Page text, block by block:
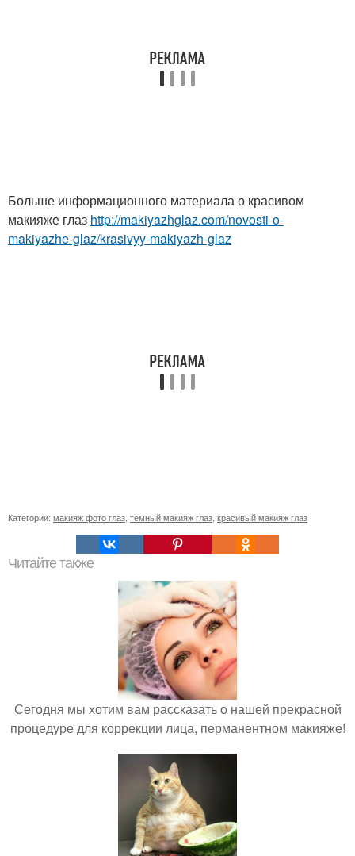
Больше информационного материала о красивом
макияже глаз http://makiyazhglaz.com/novosti-o-
makiyazhe-glaz/krasivyy-makiyazh-glaz
Категории: макияж фото глаз, темный макияж глаз, красивый макияж глаз
Читайте также
Сегодня мы хотим вам рассказать о нашей прекрасной
процедуре для коррекции лица, перманентном макияже!